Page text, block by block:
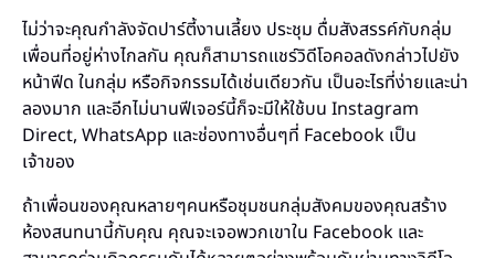
ไม่ว่าจะคุณกำลังจัดปาร์ตี้งานเลี้ยง ประชุม ดื่มสังสรรค์กับกลุ่ม
เพื่อนที่อยู่ห่างไกลกัน คุณก็สามารถแชร์วิดีโอคอลดังกล่าวไปยัง
หน้าฟีด ในกลุ่ม หรือกิจกรรมได้เช่นเดียวกัน เป็นอะไรที่ง่ายและน่า
ลองมาก และอีกไม่นานฟีเจอร์นี้ก็จะมีให้ใช้บน Instagram
Direct, WhatsApp และช่องทางอื่นๆที่ Facebook เป็น
เจ้าของ
ถ้าเพื่อนของคุณหลายๆคนหรือชุมชนกลุ่มสังคมของคุณสร้าง
ห้องสนทนานี้กับคุณ คุณจะเจอพวกเขาใน Facebook และ